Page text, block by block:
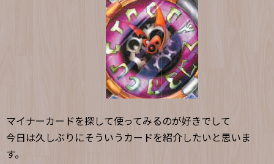
マイナーカードを探して使ってみるのが好きでして
今日は久しぶりにそういうカードを紹介したいと思いま
す。